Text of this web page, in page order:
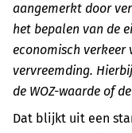
aangemerkt door
het bepalen van de
economisch verkeer
vervreemding.
de WOZ-waarde of
Dat blijkt uit een